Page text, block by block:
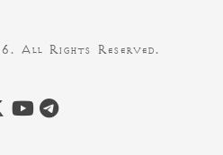
All Rights Reserved.